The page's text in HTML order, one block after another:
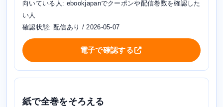
向いている人: ebookjapanでクーポンや配信巻数を確認した
い人
確認状態: 配信あり / 2026-05-07
電子で確認する
紙で全巻をそろえる